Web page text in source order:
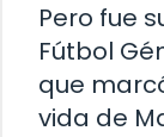
Pero fue
Fútbol
que
vida de